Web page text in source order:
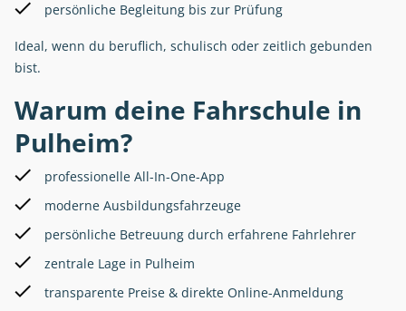
persönliche Begleitung bis zur Prüfung
Ideal, wenn du beruflich, schulisch oder zeitlich gebunden
bist.
Warum deine Fahrschule in
Pulheim?
professionelle All-In-One-App
moderne Ausbildungsfahrzeuge
persönliche Betreuung durch erfahrene Fahrlehrer
zentrale Lage in Pulheim
transparente Preise & direkte Online-Anmeldung